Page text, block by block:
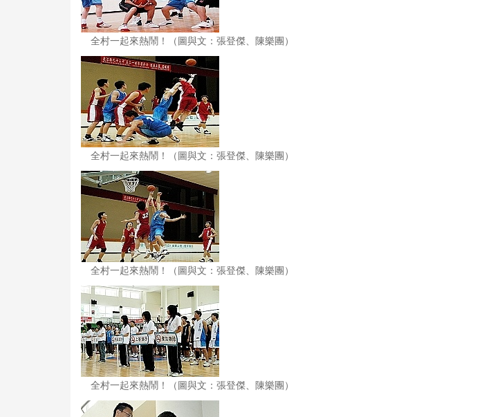
全村一起來熱鬧！（圖與文：張登傑、陳樂團）
全村一起來熱鬧！（圖與文：張登傑、陳樂團）
全村一起來熱鬧！（圖與文：張登傑、陳樂團）
全村一起來熱鬧！（圖與文：張登傑、陳樂團）